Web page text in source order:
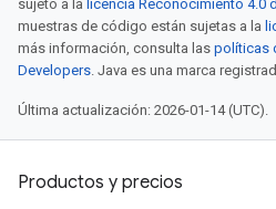
sujeto a la licencia Reconocimiento 4.0
muestras de código están sujetas a la
más información, consulta las políticas
Developers. Java es una marca
Última actualización: 2026-01-14 (UTC).
Productos y precios